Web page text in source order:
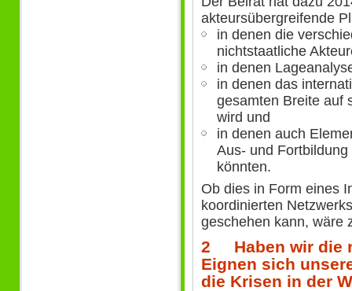
akteursübergreifende
in denen die
nichtstaatliche
in denen
in denen das
gesamten Breite auf
wird und
in denen auch
Aus- und
könnten.
Ob dies in Form eines
koordinierten
geschehen kann, wäre
2 Haben wir die
Eignen sich
die Krisen in der